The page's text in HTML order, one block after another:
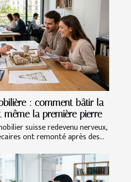
: comment bâtir la
même la première pierre
suisse redevenu nerveux,
ont remonté après des...